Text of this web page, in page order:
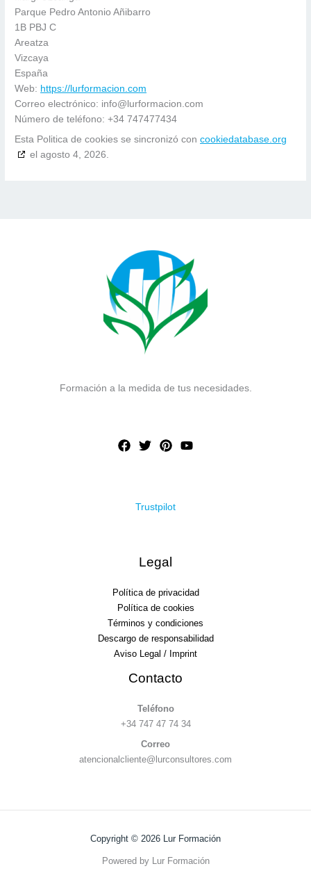
Parque Pedro Antonio Añibarro
1B PBJ C
Areatza
Vizcaya
España
Web: https://lurformacion.com
Correo electrónico: info@lurformacion.com
Número de teléfono: +34 747477434
Esta Politica de cookies se sincronizó concookiedatabase.org
el agosto 4, 2026.
Formación a la medida de tus necesidades.
Trustpilot
Legal
Política de privacidad
Política de cookies
Términos y condiciones
Descargo de responsabilidad
Aviso Legal / Imprint
Contacto
Teléfono
+34 747 47 74 34
Correo
atencionalcliente@lurconsultores.com
Copyright © 2026 Lur Formación
Powered by Lur Formación